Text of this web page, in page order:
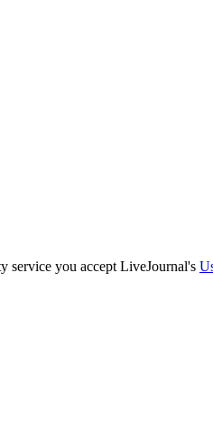
service you accept LiveJournal's